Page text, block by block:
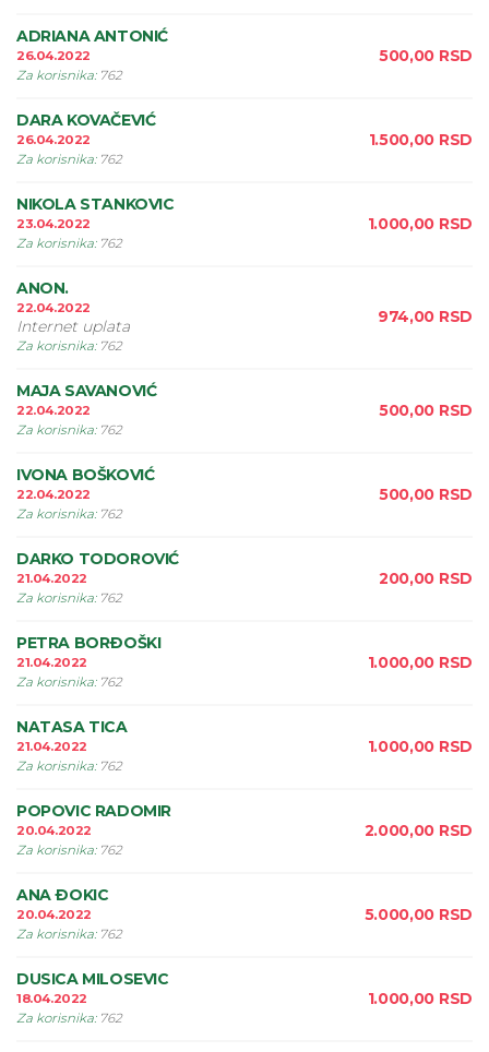
ADRIANA ANTONIĆ
26.04.2022
Za korisnika: 762
500,00 RSD
DARA KOVAČEVIĆ
26.04.2022
Za korisnika: 762
1.500,00 RSD
NIKOLA STANKOVIC
23.04.2022
Za korisnika: 762
1.000,00 RSD
ANON.
22.04.2022
Internet uplata
Za korisnika: 762
974,00 RSD
MAJA SAVANOVIĆ
22.04.2022
Za korisnika: 762
500,00 RSD
IVONA BOŠKOVIĆ
22.04.2022
Za korisnika: 762
500,00 RSD
DARKO TODOROVIĆ
21.04.2022
Za korisnika: 762
200,00 RSD
PETRA BORÐOŠKI
21.04.2022
Za korisnika: 762
1.000,00 RSD
NATASA TICA
21.04.2022
Za korisnika: 762
1.000,00 RSD
POPOVIC RADOMIR
20.04.2022
Za korisnika: 762
2.000,00 RSD
ANA ÐOKIC
20.04.2022
Za korisnika: 762
5.000,00 RSD
DUSICA MILOSEVIC
18.04.2022
Za korisnika: 762
1.000,00 RSD